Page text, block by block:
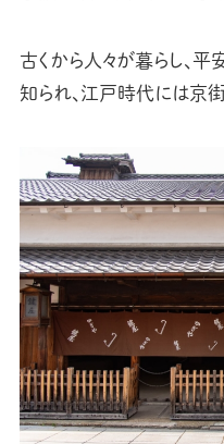
古くから人々が暮らし、
知られ、江戸時代には京